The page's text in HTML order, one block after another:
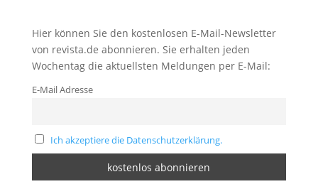
Hier können Sie den kostenlosen E-Mail-Newsletter
von revista.de abonnieren. Sie erhalten jeden
Wochentag die aktuellsten Meldungen per E-Mail:
E-Mail Adresse
Ich akzeptiere die Datenschutzerklärung.